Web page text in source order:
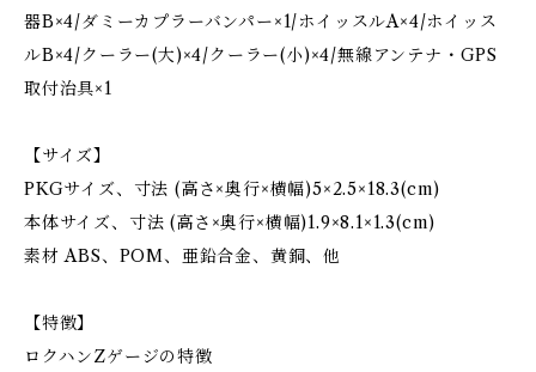
器B×4/ダミーカプラーバンパー×1/ホイッスルA×4/ホイッス
ルB×4/クーラー(大)×4/クーラー(小)×4/無線アンテナ・GPS
取付治具×1
【サイズ】
PKGサイズ、寸法 (高さ×奥行×横幅)5×2.5×18.3(cm)
本体サイズ、寸法 (高さ×奥行×横幅)1.9×8.1×1.3(cm)
素材 ABS、POM、亜鉛合金、黄銅、他
【特徴】
ロクハンZゲージの特徴